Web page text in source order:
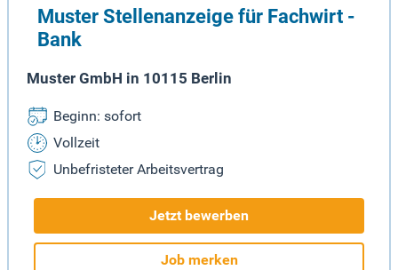
Muster Stellenanzeige für Fachwirt -
Bank
Muster GmbH in 10115 Berlin
Beginn: sofort
Vollzeit
Unbefristeter Arbeitsvertrag
Jetzt bewerben
Job merken